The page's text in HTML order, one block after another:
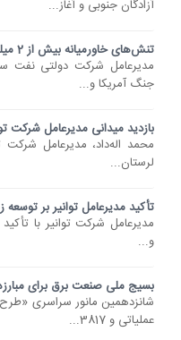
آزادگان جنوبی و آغاز...
تنش‌های خاورمیانه بیش از 2 میلیارد بشکه نفت برای...
مدیرعامل شرکت دولتی نفت
جنگ آمریکا و...
بازدید میدانی مدیرعامل شرکت
محمد اله‌داد، مدیرعامل شرکت
لرستان...
تأکید مدیرعامل توانیر بر
مدیرعامل شرکت توانیر با
و...
بسیج ملی صنعت برق برای
عملیاتی و 3817...